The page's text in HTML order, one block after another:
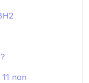
non